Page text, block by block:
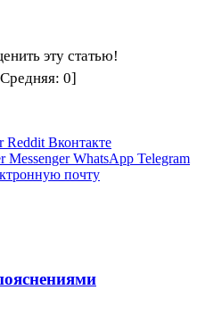
эту статью!
Средняя: 0]
Reddit Вконтакте
Messenger WhatsApp Telegram
почту